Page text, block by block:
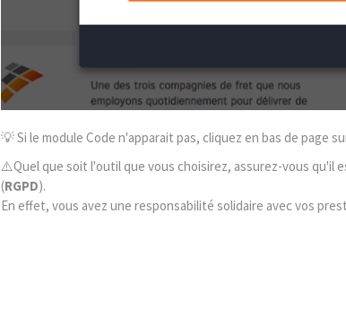
💡 Si le module Code n'apparait pas, cliquez en bas de page
⚠️Quel que soit l'outil que vous choisirez, assurez-vous qu'il
(RGPD).
En effet, vous avez une responsabilité solidaire avec vos